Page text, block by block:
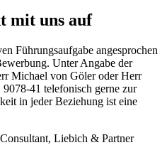
mit uns auf
Führungsaufgabe angesprochen
Unter Angabe der
Michael von Göler oder Herr
41 telefonisch gerne zur
in jeder Beziehung ist eine